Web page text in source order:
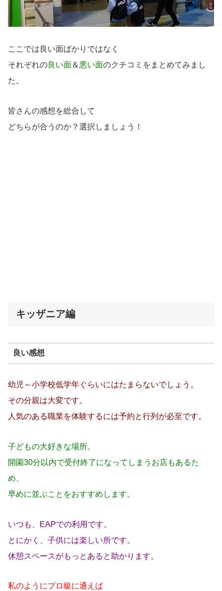
ここでは良い面ばかりではなく
それぞれの良い面＆ 悪い面のクチコミをまとめてみまし
た。
皆さんの感想を総合して
どちらが合うのか？選択しましょう！
キッザニア編
良い感想
幼児～小学校低学年ぐらいにはたまらないでしょう。
その分親は大変です。
人気のある職業を体験するには予約と行列が必至です。
子どもの大好きな場所。
開園30分以内で受付終了になってしまうお店もあるた
め、
早めに並ぶことをおすすめします。
いつも、EAPでの利用です。
とにかく、子供には楽しい所です。
休憩スペースがもっとあると助かります。
私のようにプロ級に通えば